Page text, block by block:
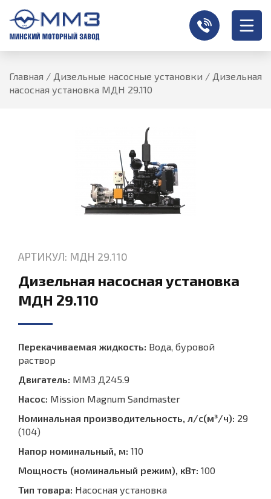
Главная / Дизельные насосные установки / Дизельная
насосная установка МДН 29.110
АРТИКУЛ: МДН 29.110
Дизельная насосная установка
МДН 29.110
Перекачиваемая жидкость: Вода, буровой
раствор
Двигатель: ММЗ Д245.9
Насос: Mission Magnum Sandmaster
Номинальная производительность, л/с(м³/ч): 29
(104)
Напор номинальный, м: 110
Мощность (номинальный режим), кВт: 100
Тип товара: Насосная установка